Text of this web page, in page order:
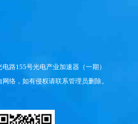
路155号光电产业加速器（一期）
络，如有侵权请联系管理员删除。